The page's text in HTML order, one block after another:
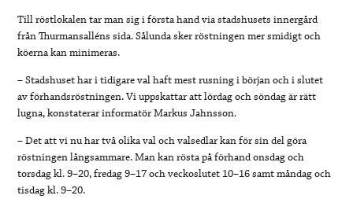
Till röstlokalen tar man sig i första hand via stadshusets innergård
från Thurmansalléns sida. Sålunda sker röstningen mer smidigt och
köerna kan minimeras.
– Stadshuset har i tidigare val haft mest rusning i början och i slutet
av förhandsröstningen. Vi uppskattar att lördag och söndag är rätt
lugna, konstaterar informatör Markus Jahnsson.
– Det att vi nu har två olika val och valsedlar kan för sin del göra
röstningen långsammare. Man kan rösta på förhand onsdag och
torsdag kl. 9–20, fredag 9–17 och veckoslutet 10–16 samt måndag och
tisdag kl. 9–20.